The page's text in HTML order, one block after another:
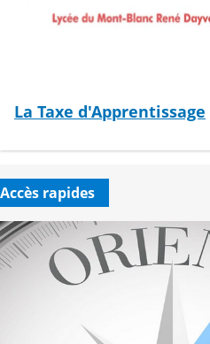
La Taxe d'Apprentissage
Accès rapides